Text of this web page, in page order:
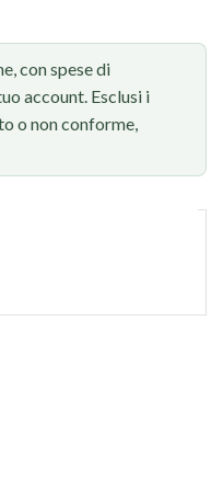
con spese di
account. Esclusi i
o non conforme,